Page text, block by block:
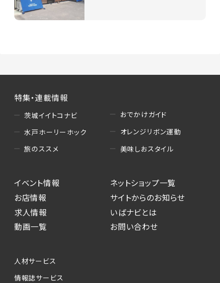
特集・連載情報
茨城イイトコナビ
水戸ホーリーホック
旅のススメ
おでかけガイド
オレンジリボン運動
美味しおスタイル
イベント情報
お店情報
求人情報
動画一覧
ネットショップ一覧
サイトからのお知らせ
いばナビとは
お問い合わせ
人材サービス
情報誌サービス